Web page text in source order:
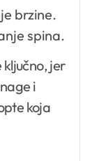
brzine.
spina.
jer
i
koja